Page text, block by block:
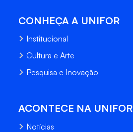
CONHEÇA A UNIFOR
Institucional
Cultura e Arte
Pesquisa e Inovação
ACONTECE NA UNIFOR
Notícias